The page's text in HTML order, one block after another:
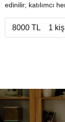
edinilir; katılımcı
8000 TL 1